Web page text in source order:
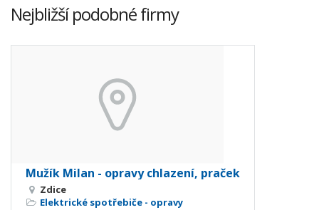
Nejbližší podobné firmy
Mužík Milan - opravy chlazení, praček
Zdice
Elektrické spotřebiče - opravy